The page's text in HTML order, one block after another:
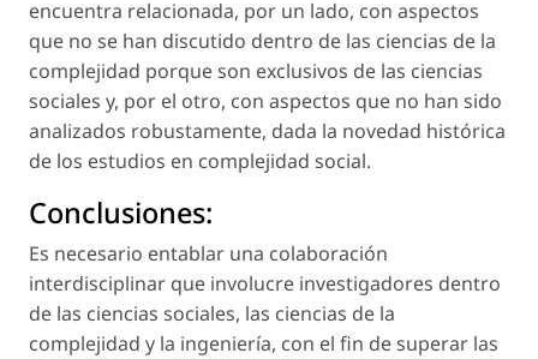
encuentra relacionada, por un lado, con aspectos
que no se han discutido dentro de las ciencias de la
complejidad porque son exclusivos de las ciencias
sociales y, por el otro, con aspectos que no han sido
analizados robustamente, dada la novedad histórica
de los estudios en complejidad social.
Conclusiones:
Es necesario entablar una colaboración
interdisciplinar que involucre investigadores dentro
de las ciencias sociales, las ciencias de la
complejidad y la ingeniería, con el fin de superar las